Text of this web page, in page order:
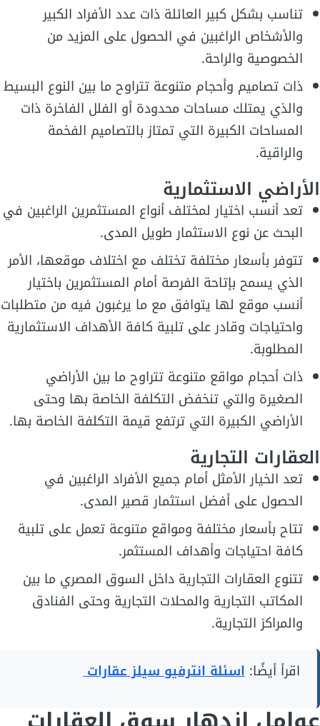
تناسب بشكل كبير العائلة ذات عدد الأفراد الكبير
والأشخاص الراغبين في الحصول على المزيد من
الخصوصية والراحة.
ذات تصاميم وأحجام متنوعة تتراوح ما بين النوع البسيط
والذي يمتلك مساحات محدودة أو الفلل الفاخرة ذات
المساحات الكبيرة التي تمتاز بالتصاميم الفخمة
والراقية.
الأراضي الاستثمارية
تعد أنسب اختيار لمختلف أنواع المستثمرين الراغبين في
البحث عن نوع الاستثمار طويل المدى.
تتوفر بأسعار مختلفة تختلف مع اختلاف موقعها، الأمر
الذي يسمح بإتاحة الفرصة أمام المستثمرين باختيار
أنسب موقع لها يتوافق مع ما يرغبون فيه من متطلبات
واحتياجات وقادر على تلبية كافة الأهداف الاستثمارية
المطلوبة.
ذات أحجام مواقع متنوعة تتراوح ما بين الأراضي
الصغيرة والتي تنخفض التكلفة الخاصة بها وحتى
الأراضي الكبيرة التي ترتفع قيمة التكلفة الخاصة بها.
العقارات التجارية
تعد الخيار الأمثل أمام جميع الأفراد الراغبين في
الحصول على أفضل استثمار قصير المدى.
تتاح بأسعار مختلفة ومواقع متنوعة تعمل على تلبية
كافة احتياجات وأهداف المستثمر.
تتنوع العقارات التجارية داخل السوق المصري ما بين
المكاتب التجارية والمحلات التجارية وحتى الفنادق
والمراكز التجارية.
اقرأ أيضًا: اسئلة انترفيو سيلز عقارات